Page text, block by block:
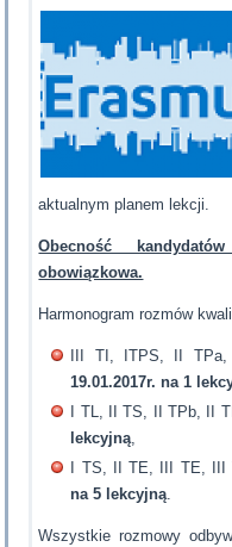
aktualnym planem lekcji.
Obecność
obowiązkowa.
Harmonogram rozmów
III TI, ITPS, II
19.01.2017r. na 1
I TL, II TS, II TPb, II
lekcyjną,
I TS, II TE, III TE,
na 5 lekcyjną.
Wszystkie rozmowy